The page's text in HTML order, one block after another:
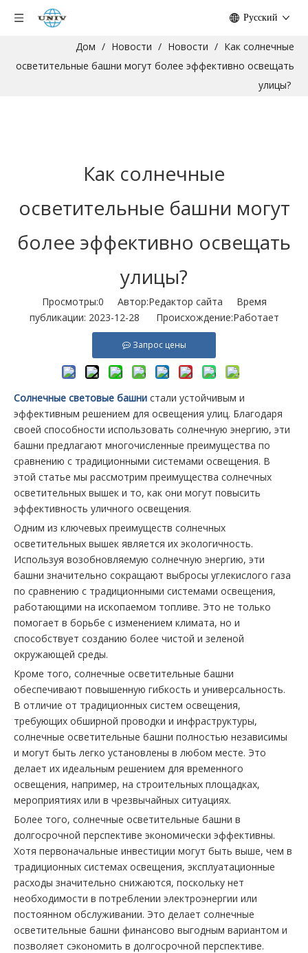
Pусский
Дом / Новости / Новости / Как солнечные
осветительные башни могут более эффективно освещать
улицы?
Как солнечные
осветительные башни могут
более эффективно освещать
улицы?
Просмотры:0 Автор:Pедактор сайта Время
публикации: 2023-12-28 Происхождение:Работает
Запрос цены
Солнечные световые башни стали устойчивым и
эффективным решением для освещения улиц. Благодаря
своей способности использовать солнечную энергию, эти
башни предлагают многочисленные преимущества по
сравнению с традиционными системами освещения. В
этой статье мы рассмотрим преимущества солнечных
осветительных вышек и то, как они могут повысить
эффективность уличного освещения.
Одним из ключевых преимуществ солнечных
осветительных вышек является их экологичность.
Используя возобновляемую солнечную энергию, эти
башни значительно сокращают выбросы углекислого газа
по сравнению с традиционными системами освещения,
работающими на ископаемом топливе. Это не только
помогает в борьбе с изменением климата, но и
способствует созданию более чистой и зеленой
окружающей среды.
Кроме того, солнечные осветительные башни
обеспечивают повышенную гибкость и универсальность.
В отличие от традиционных систем освещения,
требующих обширной проводки и инфраструктуры,
солнечные осветительные башни полностью независимы
и могут быть легко установлены в любом месте. Это
делает их идеальным решением для временного
освещения, например, на строительных площадках,
мероприятиях или в чрезвычайных ситуациях.
Более того, солнечные осветительные башни в
долгосрочной перспективе экономически эффективны.
Хотя первоначальные инвестиции могут быть выше, чем в
традиционных системах освещения, эксплуатационные
расходы значительно снижаются, поскольку нет
необходимости в потреблении электроэнергии или
постоянном обслуживании. Это делает солнечные
осветительные башни финансово выгодным вариантом и
позволяет сэкономить в долгосрочной перспективе.